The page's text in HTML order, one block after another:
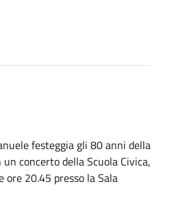
festeggia gli 80 anni della
concerto della Scuola Civica,
ore 20.45 presso la Sala